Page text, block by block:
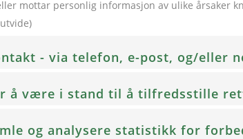
mottar personlig informasjon av ulike årsaker
- via telefon, e-post, og/eller
å være i stand til å tilfredsstille
og analysere statistikk for